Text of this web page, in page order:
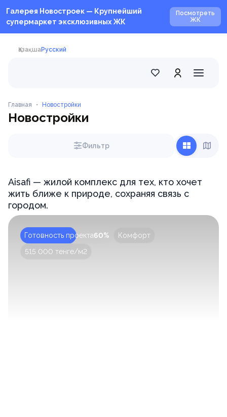
Галерея Новостроек — Крупнейший
супермаркет эксклюзивных ЖК
Посмотреть
ЖК
ҚазақшаРусский
Главная • Новостройки
Новостройки
Фильтр
Aisafi — жилой комплекс для тех, кто хочет
жить ближе к природе, сохраняя связь с
городом.
Готовность проекта60%
Комфорт
515 000 тенге/м2